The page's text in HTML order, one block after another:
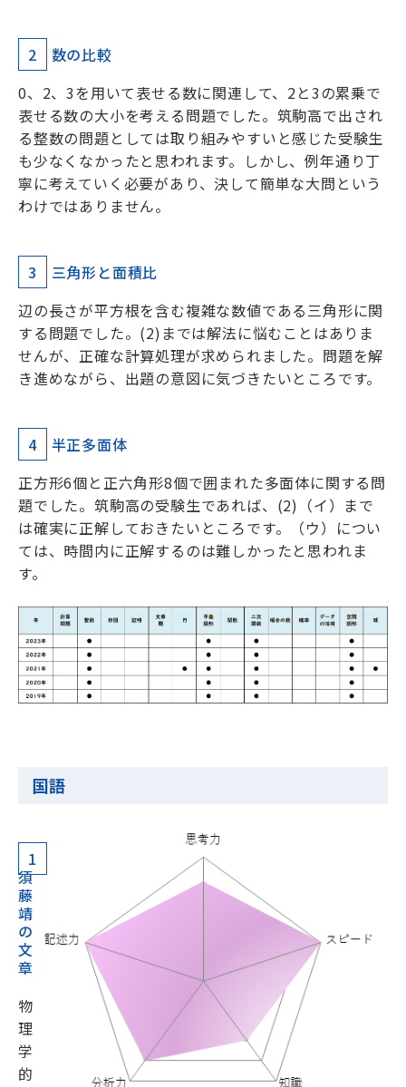
2
数の比較
0、2、3を用いて表せる数に関連して、2と3の累乗で
表せる数の大小を考える問題でした。筑駒高で出され
る整数の問題としては取り組みやすいと感じた受験生
も少なくなかったと思われます。しかし、例年通り丁
寧に考えていく必要があり、決して簡単な大問という
わけではありません。
3
三角形と面積比
辺の長さが平方根を含む複雑な数値である三角形に関
する問題でした。(2)までは解法に悩むことはありま
せんが、正確な計算処理が求められました。問題を解
き進めながら、出題の意図に気づきたいところです。
4
半正多面体
正方形6個と正六角形8個で囲まれた多面体に関する問
題でした。筑駒高の受験生であれば、(2)（イ）まで
は確実に正解しておきたいところです。（ウ）につい
ては、時間内に正解するのは難しかったと思われま
す。
国語
1
須
藤
靖
の
文
章
物
理
学
的